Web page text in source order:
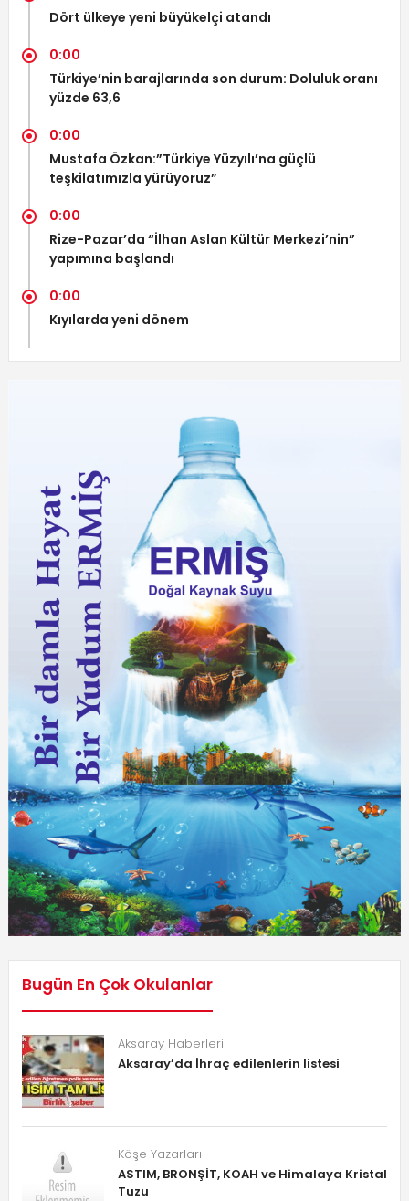
Dört ülkeye yeni büyükelçi atandı
0:00
Türkiye’nin barajlarında son durum: Doluluk oranı
yüzde 63,6
0:00
Mustafa Özkan:”Türkiye Yüzyılı’na güçlü
teşkilatımızla yürüyoruz”
0:00
Rize-Pazar’da “İlhan Aslan Kültür Merkezi’nin”
yapımına başlandı
0:00
Kıyılarda yeni dönem
Bugün En Çok Okulanlar
Aksaray Haberleri
Aksaray’da İhraç edilenlerin listesi
Köşe Yazarları
ASTIM, BRONŞİT, KOAH ve Himalaya Kristal
Tuzu